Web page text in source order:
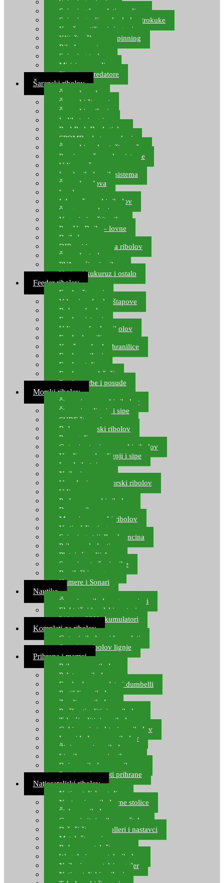
Spinning setovi
Spinning kompleti varalica
Spinning udice, dvokuke, trokuke
Kopče, vrtilice i ringovi
Kliješta, škare za spinning
Ribolov pastrve
Spinning torbe
Mirisi za varalice
Plovci za predatore
Šaranski ribolov
Šaranske role
Šaranski štapovi
Šaranski najloni
Indikatori ugriza
Rod Pod, Banksticks
SPOMB rakete, markeri
Šaranski podmetači, mreže
Pernice za šaranske sisteme
Udice za šarana, amura
Izrada ribolovnih sistema
Šaranska olova
Leadcore
Igle za šaranski ribolov
Špage, upredenice
Vaganje i zaštita ribe
Pop Up Boile – lovne
Boile lovne
DIP-ovi i arome za ribolov
Šaranske torbe
PVA vrećice i pribor
Umjetni kukuruz i ostalo
Feeder ribolov
Feeder štapovi
Vrhovi za feeder štapove
Role za feeder
Feeder sistemi
Udice za feeder ribolov
Feeder hranilice
Kopče za feeder hranilice
Feeder najloni
Feeder stolice
Feeder arm držači
Feeder torbe i posude
Morski ribolov
Štapovi za morski ribolov
Štapovi za lignje i sipe
SURF štapovi
Role za morski ribolov
Parangali
Gotovi setovi za morski ribolov
Varalice za lov lignji i sipe
Lov hobotnice
Najloni za more
Upredenice za morski ribolov
Udice za more
Perle za morski ribolov
Brum prihrana za more
Mamci za morski ribolov
Vertical Jigging
Spinning strijelke, brancina
Pribor za bolentino
Plutajuća odijela
Sonari za traženje ribe
Ronilački program
Kamere i Sonari
Nautika
Čamci za ribolov, gumenjaci
Električni brodski motori
Lithium ION akumulatori
Kompleti za ribolov
Gotovi ribolovni kompleti
Setovi za ribolov lignje
Prihrana i mamci
Prihrana za ribolov
Pelete za ribolov
Feeder lovne pelete i dumbelli
Partikli za ribolov
Zemlja za ribolov
Praškasti aditivi za ribolov
Tekući aditivi za ribolov
Gel i sprej atraktori za ribolov
Lovni kukuruz za ribolov
Živi mamci za ribolov
Ljepilo za crve i prihranu
Boje za ribolovnu prihranu
Provjereni recepti prihrane
Natjecateljski ribolov
Natjecateljske stolice
Nastavci za ribolovne stolice
Šteke za ribolov
Gume i sitni pribor za šteku
Držači štapova rolleri i nastavci
Match štapovi
Role za match štapove
Waggleri za match ribolov
Najloni za match/waggler
Natjecateljski najloni